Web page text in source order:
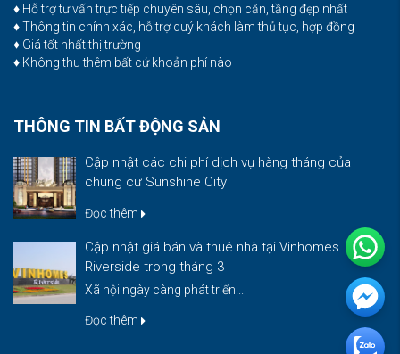
♦ Hỗ trợ tư vấn trực tiếp chuyên sâu, chọn căn, tầng đẹp nhất
♦ Thông tin chính xác, hỗ trợ quý khách làm thủ tục, hợp đồng
♦ Giá tốt nhất thị trường
♦ Không thu thêm bất cứ khoản phí nào
THÔNG TIN BẤT ĐỘNG SẢN
Cập nhật các chi phí dịch vụ hàng tháng của
chung cư Sunshine City
Đọc thêm
Cập nhật giá bán và thuê nhà tại Vinhomes
Riverside trong tháng 3
Xã hội ngày càng phát triển...
Đọc thêm